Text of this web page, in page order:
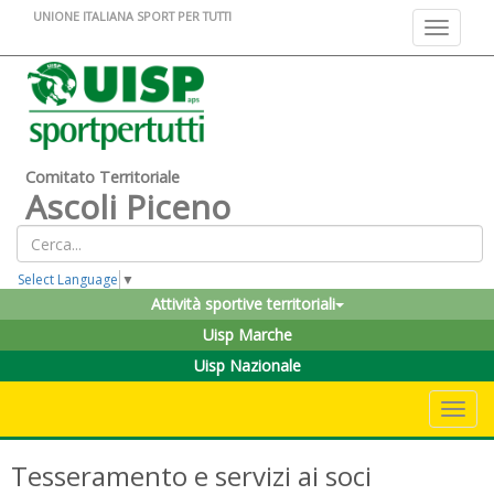
Toggle
UNIONE ITALIANA SPORT PER TUTTI
Comitato Territoriale
Ascoli Piceno
Select Language ▼
Attività sportive territoriali
Uisp Marche
Uisp Nazionale
Tesseramento e servizi ai soci